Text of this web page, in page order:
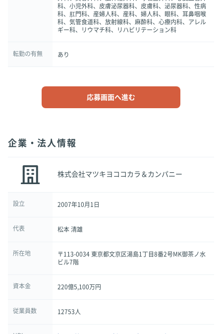
科、小児外科、皮膚泌尿器科、皮膚科、泌尿器科、性病
科、肛門科、産婦人科、産科、婦人科、眼科、耳鼻咽喉
科、気管食道科、放射線科、麻酔科、心療内科、アレル
ギー科、リウマチ科、リハビリテーション科
転勤の有無 あり
応募画面へ進む
企業・法人情報
株式会社マツキヨココカラ＆カンパニー
設立 2007年10月1日
代表 松本 清雄
所在地
〒113-0034 東京都文京区湯島1丁目8番2号MK御茶ノ水
ビル7階
資本金 220億5,100万円
従業員数 12753人